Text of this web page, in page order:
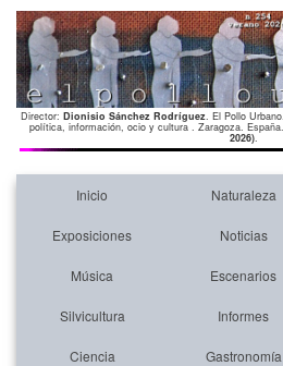
Director: Dionisio Sánchez Rodríguez. El Pollo
política, información, ocio y cultura . Zaragoza. España.
2026).
Inicio Naturaleza
Exposiciones Noticias
Música Escenarios
Silvicultura Informes
Ciencia Gastronomía